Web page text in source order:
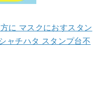
に マスクにおすスタン
ャチハタ スタンプ台不